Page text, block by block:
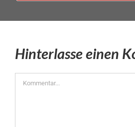
Hinterlasse einen